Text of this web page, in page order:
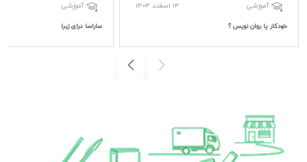
آموزشی 14 اسفند 1403
خودکار یا روان نویس ؟
آموزشی
ساراسا درای زبرا